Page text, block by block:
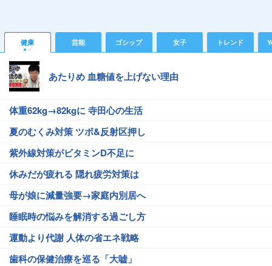
健康 芸能 ゴシップ 女子 トレンド
あたりめ 血糖値を上げない理由
体重62kg→82kgに 寺田心の生活
夏のむくみ対策 ツボ&反射区押し
紫外線対策がビタミンD不足に
休みだが疲れる 隠れ疲労対策は
母が娘に減量強要→家庭内別居へ
睡眠時の悩みを解消する過ごし方
運動より代謝 人体の省エネ戦略
歯科の保健治療を巡る「大嘘」